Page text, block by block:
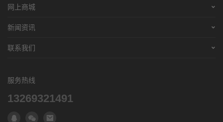
则认为人有三魂——即回祖界的魂、守坟地魂与随风飘游或守竹灵
都会影响和左右子孙后代的祸福兴衰, 因而彝族对祖先的祭祀是极虔
祖先崇拜可以说是彝族对死亡终极性的否定, 他们深信人是有死
后生活的, 为了让祖先或死者生活得更好, 因而彝族的民俗中有着最
购买流程
常见问题
网上商城
彝文书店
新闻资讯
彝乡新闻
彝乡摄影
联系我们
联系我们
人才招聘
服务热线
13269321491